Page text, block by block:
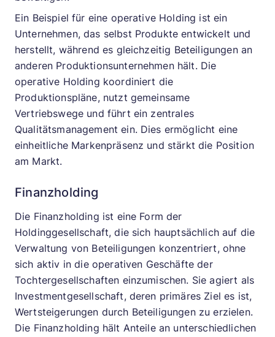
Ein Beispiel für eine operative Holding ist ein
Unternehmen, das selbst Produkte entwickelt und
herstellt, während es gleichzeitig Beteiligungen an
anderen Produktionsunternehmen hält. Die
operative Holding koordiniert die
Produktionspläne, nutzt gemeinsame
Vertriebswege und führt ein zentrales
Qualitätsmanagement ein. Dies ermöglicht eine
einheitliche Markenpräsenz und stärkt die Position
am Markt.
Finanzholding
Die Finanzholding ist eine Form der
Holdinggesellschaft, die sich hauptsächlich auf die
Verwaltung von Beteiligungen konzentriert, ohne
sich aktiv in die operativen Geschäfte der
Tochtergesellschaften einzumischen. Sie agiert als
Investmentgesellschaft, deren primäres Ziel es ist,
Wertsteigerungen durch Beteiligungen zu erzielen.
Die Finanzholding hält Anteile an unterschiedlichen